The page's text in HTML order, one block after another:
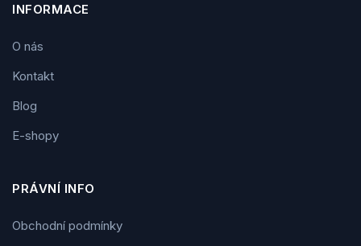
INFORMACE
O nás
Kontakt
Blog
E-shopy
PRÁVNÍ INFO
Obchodní podmínky